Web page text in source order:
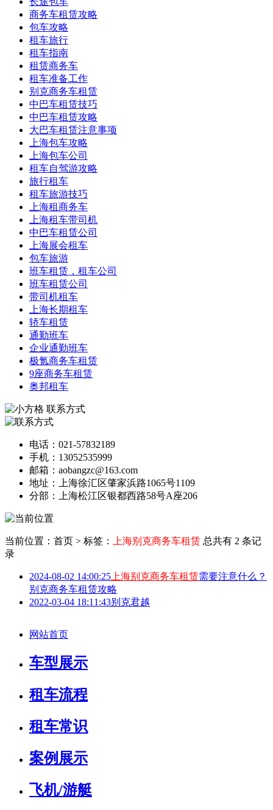
商务车租赁攻略
包车攻略
租车旅行
租车指南
租赁商务车
租车准备工作
别克商务车租赁
中巴车租赁技巧
中巴车租赁攻略
大巴车租赁注意事项
上海包车攻略
上海包车公司
租车自驾游攻略
旅行租车
租车旅游技巧
上海租商务车
上海租车带司机
中巴车租赁公司
上海展会租车
包车旅游
班车租赁，租车公司
班车租赁公司
带司机租车
上海长期租车
轿车租赁
通勤班车
企业通勤班车
极氪商务车租赁
9座商务车租赁
奥邦租车
联系方式
电话：021-57832189
手机：13052535999
邮箱：aobangzc@163.com
地址：上海徐汇区肇家浜路1065号1109
分部：上海松江区银都西路58号A座206
当前位置：首页 > 标签： 上海别克商务车租赁 总共有 2 条记
录
2024-08-02 14:00:25 上海别克商务车租赁需要注意什么？
别克商务车租赁攻略
2022-03-04 18:11:43别克君越
网站首页
车型展示
租车流程
租车常识
案例展示
飞机/游艇